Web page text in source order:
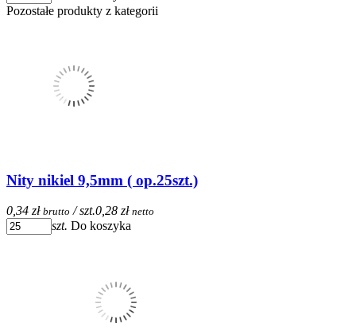
Pozostałe produkty z kategorii
Nity nikiel 9,5mm ( op.25szt.)
0,34 zł brutto / szt.0,28 zł netto
szt. Do koszyka